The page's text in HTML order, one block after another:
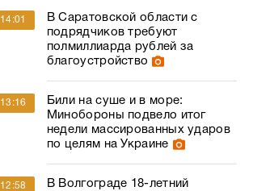
14:01
В Саратовской области с
подрядчиков требуют
полмиллиарда рублей за
благоустройство
13:16
Били на суше и в море:
Минобороны подвело итог
недели массированных ударов
по целям на Украине
12:58
В Волгограде 18-летний